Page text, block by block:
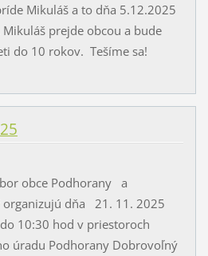
Mikuláš a to dňa 5.12.2025
prejde obcou a bude
do 10 rokov. Tešíme sa!
obce Podhorany a
organizujú dňa 21. 11. 2025
10:30 hod v priestoroch
úradu Podhorany Dobrovoľný